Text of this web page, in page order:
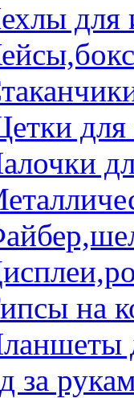
для
для
на
за